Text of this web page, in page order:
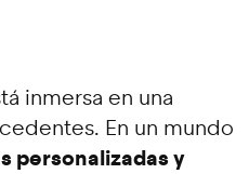
inmersa en una
En un mundo
personalizadas y